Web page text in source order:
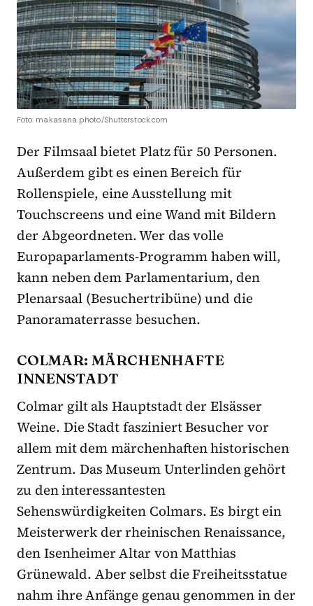
Foto: makasana photo/Shutterstock.com
Der Filmsaal bietet Platz für 50 Personen.
Außerdem gibt es einen Bereich für
Rollenspiele, eine Ausstellung mit
Touchscreens und eine Wand mit Bildern
der Abgeordneten. Wer das volle
Europaparlaments-Programm haben will,
kann neben dem Parlamentarium, den
Plenarsaal (Besuchertribüne) und die
Panoramaterrasse besuchen.
COLMAR: MÄRCHENHAFTE
INNENSTADT
Colmar gilt als Hauptstadt der Elsässer
Weine. Die Stadt fasziniert Besucher vor
allem mit dem märchenhaften historischen
Zentrum. Das Museum Unterlinden gehört
zu den interessantesten
Sehenswürdigkeiten Colmars. Es birgt ein
Meisterwerk der rheinischen Renaissance,
den Isenheimer Altar von Matthias
Grünewald. Aber selbst die Freiheitsstatue
nahm ihre Anfänge genau genommen in der